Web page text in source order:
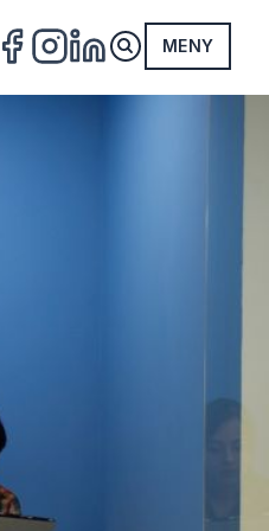
FACEBOOK
INSTAGRAM
LINKEDIN MENY